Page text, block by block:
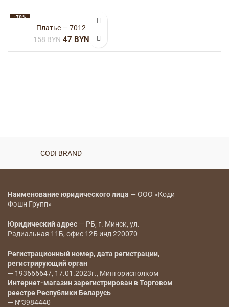
-70%
Платье — 7012
158BYN 47 BYN
CODI BRAND
Наименование юридического лица — ООО «Коди
Фэшн Групп»
Юридический адрес — РБ, г. Минск, ул.
Радиальная 11Б, офис 12Б инд 220070
Регистрационный номер, дата регистрации,
регистрирующий орган
— 193666647, 17.01.2023г., Мингорисполком
Интернет-магазин зарегистрирован в Торговом
реестре Республики Беларусь
— №3984440